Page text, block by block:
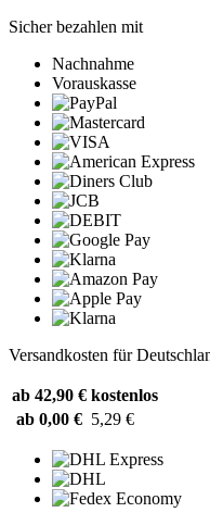
Sicher bezahlen mit
Nachnahme
Vorauskasse
Versandkosten für
ab 42,90 € kostenlos
ab 0,00 € 5,29 €